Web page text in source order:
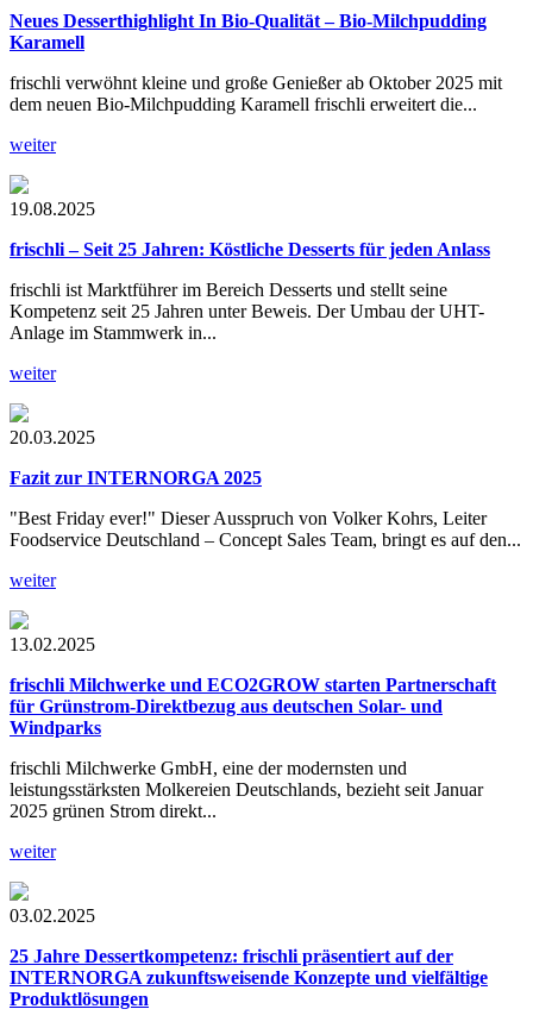
Neues Desserthighlight In Bio-Qualität – Bio-Milchpudding
Karamell
frischli verwöhnt kleine und große Genießer ab Oktober 2025 mit
dem neuen Bio-Milchpudding Karamell frischli erweitert die...
weiter
19.08.2025
frischli – Seit 25 Jahren: Köstliche Desserts für jeden Anlass
frischli ist Marktführer im Bereich Desserts und stellt seine
Kompetenz seit 25 Jahren unter Beweis. Der Umbau der UHT-
Anlage im Stammwerk in...
weiter
20.03.2025
Fazit zur INTERNORGA 2025
"Best Friday ever!" Dieser Ausspruch von Volker Kohrs, Leiter
Foodservice Deutschland – Concept Sales Team, bringt es auf den...
weiter
13.02.2025
frischli Milchwerke und ECO2GROW starten Partnerschaft
für Grünstrom-Direktbezug aus deutschen Solar- und
Windparks
frischli Milchwerke GmbH, eine der modernsten und
leistungsstärksten Molkereien Deutschlands, bezieht seit Januar
2025 grünen Strom direkt...
weiter
03.02.2025
25 Jahre Dessertkompetenz: frischli präsentiert auf der
INTERNORGA zukunftsweisende Konzepte und vielfältige
Produktlösungen